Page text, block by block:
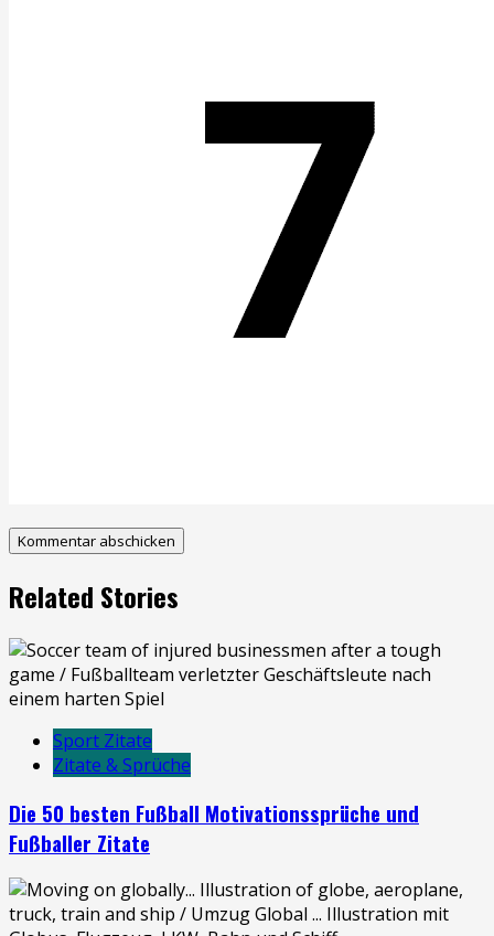
Related Stories
Sport Zitate
Zitate & Sprüche
Die 50 besten Fußball Motivationssprüche und
Fußballer Zitate